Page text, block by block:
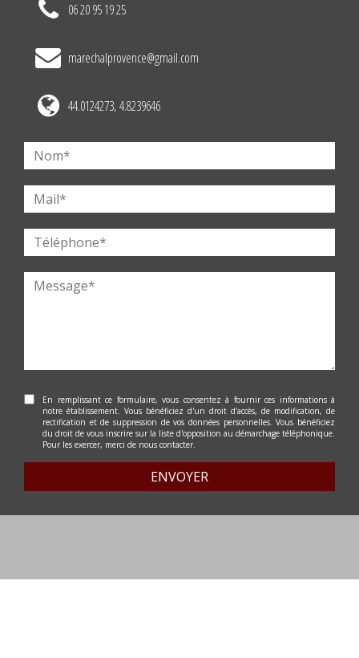
06 20 95 19 25
marechalprovence@gmail.com
44.0124273, 4.8239646
En remplissant ce formulaire, vous consentez à fournir ces informations à
notre établissement. Vous bénéficiez d'un droit d'accès, de modification, de
rectification et de suppression de vos données personnelles. Vous bénéficiez
du droit de vous inscrire sur la liste d'opposition au démarchage téléphonique.
Pour les exercer, merci de nous contacter.
ENVOYER